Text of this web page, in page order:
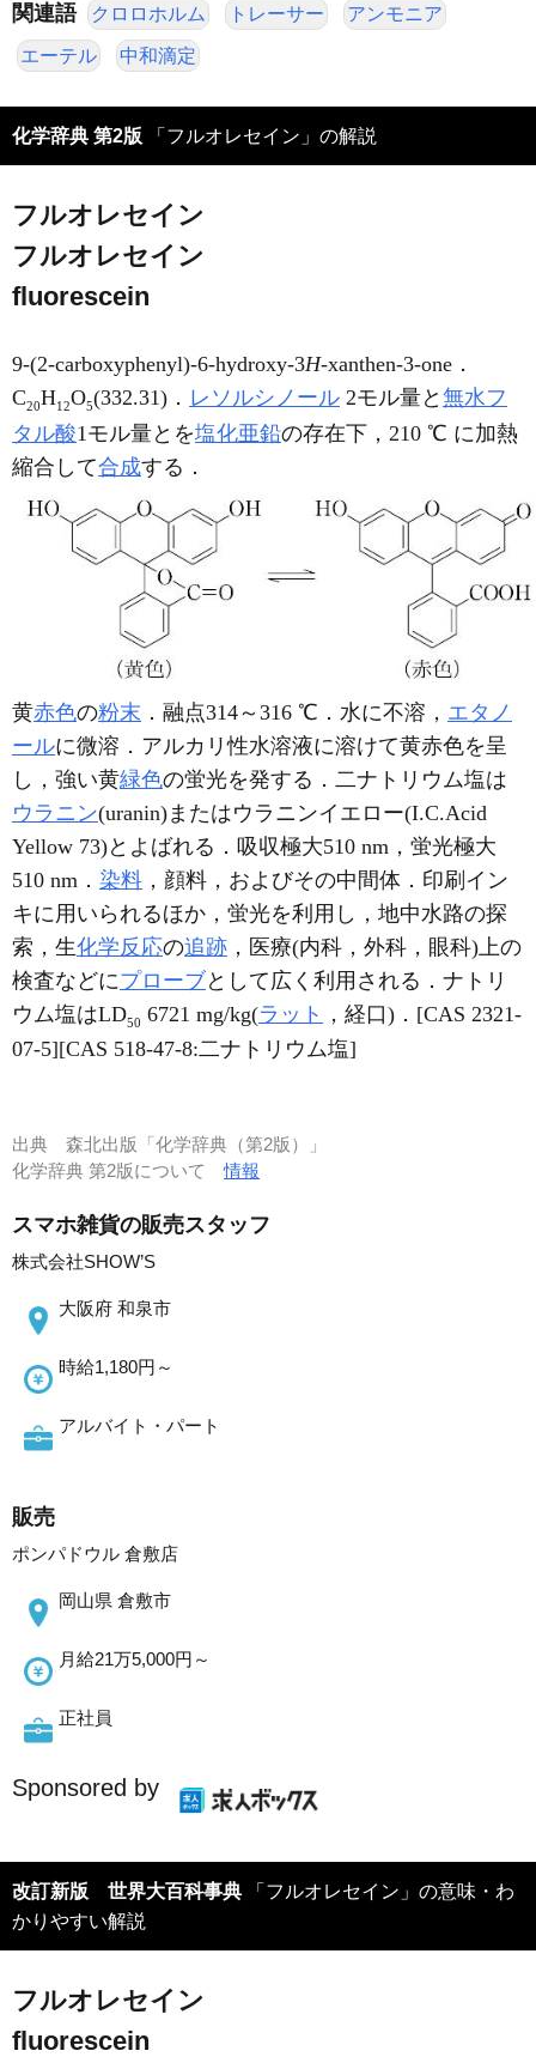
関連語 クロロホルム トレーサー アンモニア
エーテル 中和滴定
化学辞典 第2版 「フルオレセイン」の解説
フルオレセイン
フルオレセイン
fluorescein
9-(2-carboxyphenyl)-6-hydroxy-3H-xanthen-3-one．
C20H12O5(332.31)． レソルシノール 2モル量と 無水フ
タル酸1モル量とを塩化亜鉛の存在下，210 ℃ に加熱
縮合して合成する．
黄赤色の粉末 ．融点314～316 ℃．水に不溶， エタノ
ールに微溶．アルカリ性水溶液に溶けて黄赤色を呈
し，強い黄緑色の蛍光を発する．二ナトリウム塩は
ウラニン(uranin)またはウラニンイエロー(I.C.Acid
Yellow 73)とよばれる．吸収極大510 nm，蛍光極大
510 nm． 染料 ，顔料，およびその中間体．印刷イン
キに用いられるほか，蛍光を利用し，地中水路の探
索，生化学反応の追跡 ，医療(内科，外科，眼科)上の
検査などにプローブとして広く利用される．ナトリ
ウム塩はLD50 6721 mg/kg(ラット ，経口)．[CAS 2321-
07-5][CAS 518-47-8:二ナトリウム塩]
出典 森北出版「化学辞典（第2版）」
化学辞典 第2版について情報
スマホ雑貨の販売スタッフ
株式会社SHOW’S
大阪府 和泉市
時給1,180円～
アルバイト・パート
販売
ポンパドウル 倉敷店
岡山県 倉敷市
月給21万5,000円～
正社員
Sponsored by
改訂新版 世界大百科事典 「フルオレセイン」の意味・わ
かりやすい解説
フルオレセイン
fluorescein